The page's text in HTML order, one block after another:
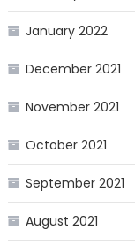
January 2022
December 2021
November 2021
October 2021
September 2021
August 2021